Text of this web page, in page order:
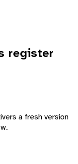
register
a fresh version